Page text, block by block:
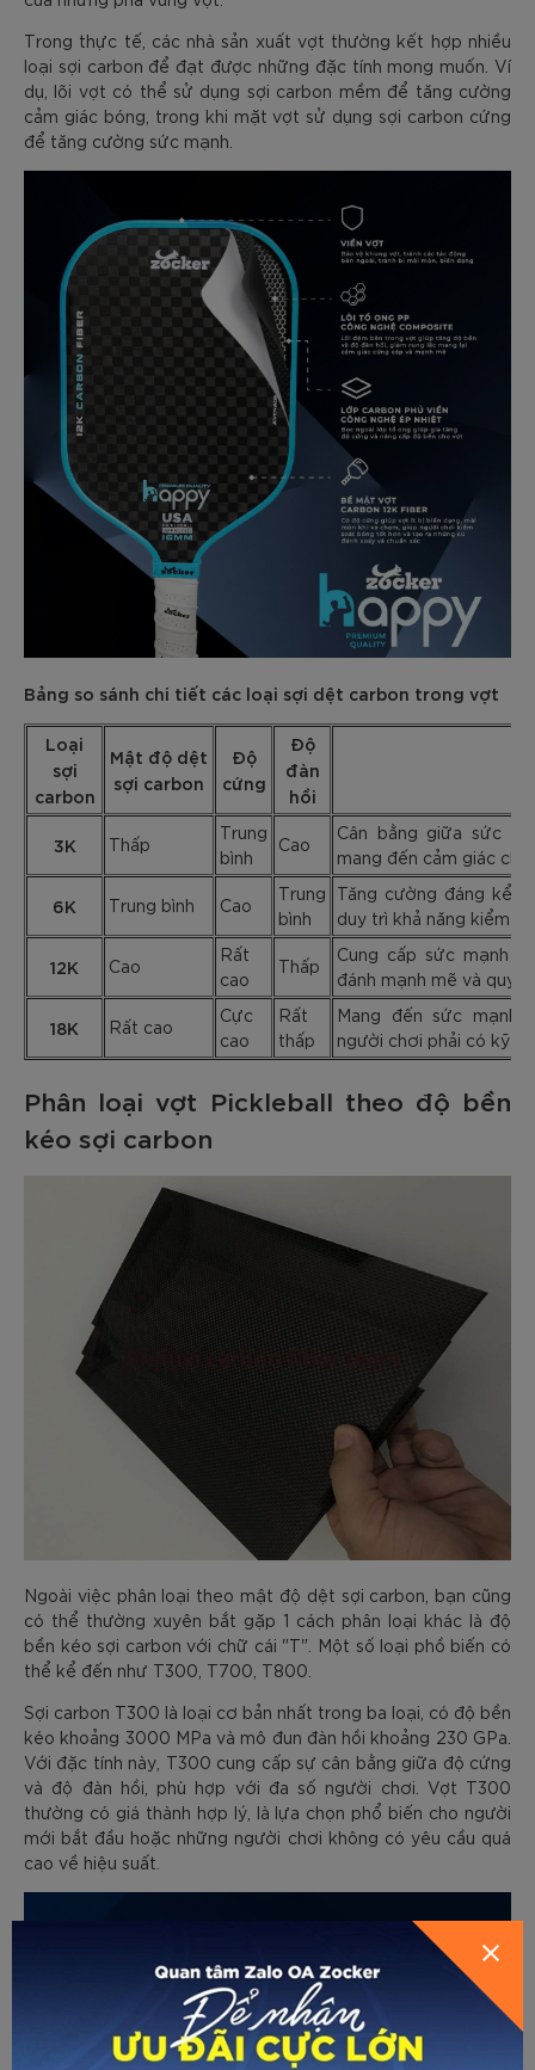
Trong thực tế, các nhà sản xuất vợt thường kết hợp nhiều
loại sợi carbon để đạt được những đặc tính mong muốn. Ví
dụ, lõi vợt có thể sử dụng sợi carbon mềm để tăng cường
cảm giác bóng, trong khi mặt vợt sử dụng sợi carbon cứng
để tăng cường sức mạnh.
Bảng so sánh chi tiết các loại sợi dệt carbon trong vợt
Loại
sợi
carbon
Mật độ dệt
sợi carbon
Độ
cứng
Độ
đàn
hồi
3K Thấp
Trung
bình
Cao
Cân bằng giữa sức
mang đến cảm giác
6K Trung bình Cao
Trung
bình
Tăng cường đáng kể
duy trì khả năng kiểm
12K Cao
Rất
cao
Thấp
Cung cấp sức mạnh
đánh mạnh mẽ và
18K Rất cao
Cực
cao
Rất
thấp
Mang đến sức mạnh
người chơi phải có kỹ
Phân loại vợt Pickleball theo độ bền
kéo sợi carbon
Ngoài việc phân loại theo mật độ dệt sợi carbon, bạn cũng
có thể thường xuyên bắt gặp 1 cách phân loại khác là độ
bền kéo sợi carbon với chữ cái "T". Một số loại phồ biến có
thể kể đến như T300, T700, T800.
Sợi carbon T300 là loại cơ bản nhất trong ba loại, có độ bền
kéo khoảng 3000 MPa và mô đun đàn hồi khoảng 230 GPa.
Với đặc tính này, T300 cung cấp sự cân bằng giữa độ cứng
và độ đàn hồi, phù hợp với đa số người chơi. Vợt T300
thường có giá thành hợp lý, là lựa chọn phổ biến cho người
mới bắt đầu hoặc những người chơi không có yêu cầu quá
cao về hiệu suất.